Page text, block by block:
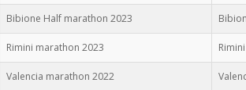
Bibione Half marathon 2023
Rimini marathon 2023 Rimini
Valencia marathon 2022